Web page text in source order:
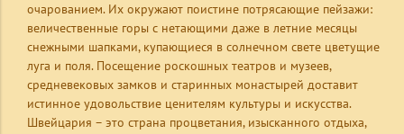
очарованием. Их окружают поистине потрясающие пейзажи:
величественные горы с нетающими даже в летние месяцы
снежными шапками, купающиеся в солнечном свете цветущие
луга и поля. Посещение роскошных театров и музеев,
средневековых замков и старинных монастырей доставит
истинное удовольствие ценителям культуры и искусства.
Швейцария – это страна процветания, изысканного отдыха,